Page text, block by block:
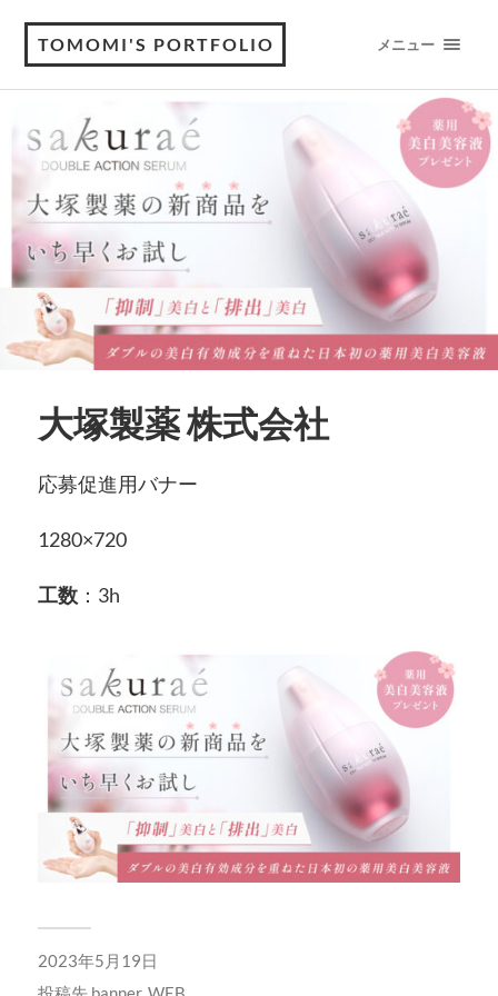
TOMOMI'S PORTFOLIO メニュー
大塚製薬 株式会社
応募促進用バナー
1280×720
工数：3h
2023年5月19日